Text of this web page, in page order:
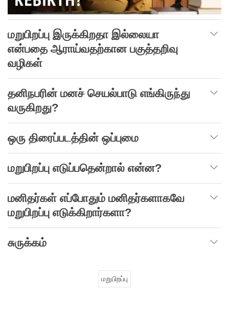
மறுபிறப்பு இருக்கிறதா இல்லையா
என்பதை ஆராய்வதற்கான பகுத்தறிவு
வழிகள்
தனிநபரின் மனச் செயல்பாடு எங்கிருந்து
வருகிறது?
ஒரு திரைப்படத்தின் ஒப்புமை
மறுபிறப்பு எடுப்பதென்றால் என்ன?
மனிதர்கள் எப்போதும் மனிதர்களாகவே
மறுபிறப்பு எடுக்கிறார்களா?
சுருக்கம்
மறுபிறப்பு